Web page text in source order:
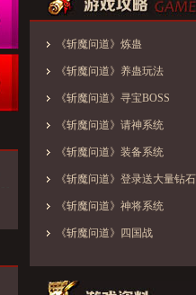
《斩魔问道》炼蛊
《斩魔问道》养蛊玩法
《斩魔问道》寻宝BOSS
《斩魔问道》请神系统
《斩魔问道》装备系统
《斩魔问道》登录送大量钻石
《斩魔问道》神将系统
《斩魔问道》四国战